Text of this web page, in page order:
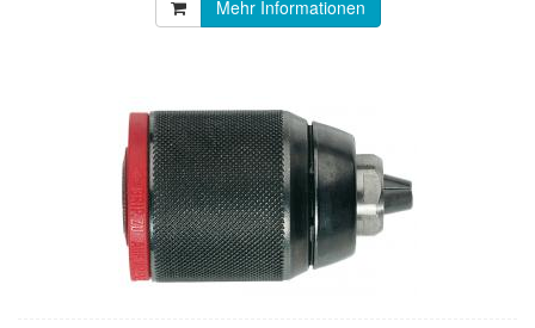
Mehr Informationen